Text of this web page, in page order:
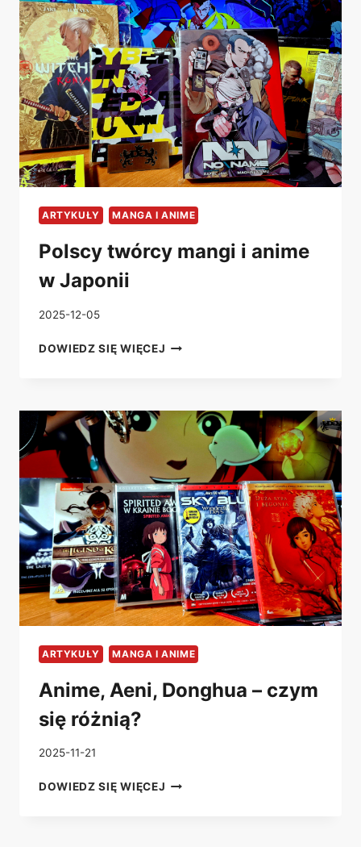
WSPÓŁPRACY
KOREI
POŁUDNIOWEJ
I
KOREI
PÓŁNOCNEJ
ARTYKUŁY MANGA I ANIME
Polscy twórcy mangi i anime
w Japonii
2025-12-05
DOWIEDZ SIĘ WIĘCEJ POLSCY
ANIME
JAPONII
ARTYKUŁY MANGA I ANIME
Anime, Aeni, Donghua – czym
się różnią?
2025-11-21
DOWIEDZ SIĘ WIĘCEJ ANIME,